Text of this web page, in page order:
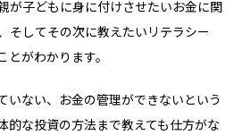
が子どもに身に付けさせたいお金に関
そしてその次に教えたいリテラシー
がわかります。
いない、お金の管理ができないという
的な投資の方法まで教えても仕方がな